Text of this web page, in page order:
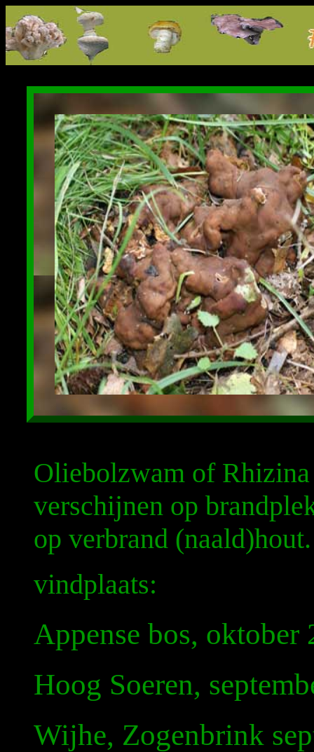
Oliebolzwam of
verschijnen op
op verbrand (naald)hout.
vindplaats:
Appense bos, oktober
Hoog Soeren,
Wijhe, Zogenbrink